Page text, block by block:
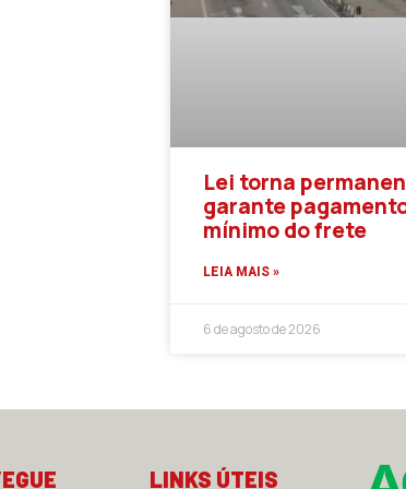
Lei torna
garante
mínimo do frete
LEIA MAIS »
6 de agosto de 2026
LINKS ÚTEIS